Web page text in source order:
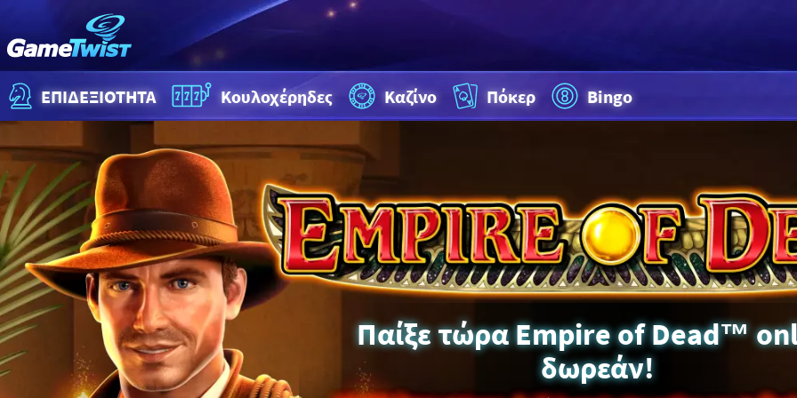
ΕΠΙΔΕΞΙΟΤΗΤΑ Κουλοχέρηδες Καζίνο Πόκερ Bingo
Παίξε τώρα Empire of Dead™
δωρεάν!